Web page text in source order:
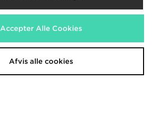
Nu120.00 kr.
Accepter Alle Cookies
Afvis alle cookies